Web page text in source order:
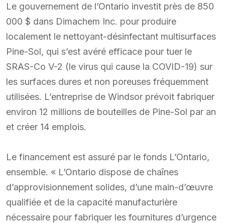
Le gouvernement de l’Ontario investit près de 850
000 $ dans Dimachem Inc. pour produire
localement le nettoyant-désinfectant multisurfaces
Pine-Sol, qui s’est avéré efficace pour tuer le
SRAS-Co V-2 (le virus qui cause la COVID-19) sur
les surfaces dures et non poreuses fréquemment
utilisées. L’entreprise de Windsor prévoit fabriquer
environ 12 millions de bouteilles de Pine-Sol par an
et créer 14 emplois.
Le financement est assuré par le fonds L’Ontario,
ensemble. « L’Ontario dispose de chaînes
d’approvisionnement solides, d’une main-d’œuvre
qualifiée et de la capacité manufacturière
nécessaire pour fabriquer les fournitures d’urgence